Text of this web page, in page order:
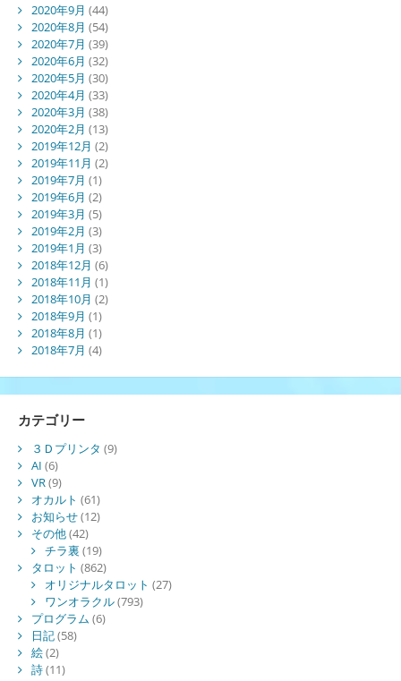
2020年9月 (44)
2020年8月 (54)
2020年7月 (39)
2020年6月 (32)
2020年5月 (30)
2020年4月 (33)
2020年3月 (38)
2020年2月 (13)
2019年12月 (2)
2019年11月 (2)
2019年7月 (1)
2019年6月 (2)
2019年3月 (5)
2019年2月 (3)
2019年1月 (3)
2018年12月 (6)
2018年11月 (1)
2018年10月 (2)
2018年9月 (1)
2018年8月 (1)
2018年7月 (4)
カテゴリー
３Ｄプリンタ (9)
AI (6)
VR(9)
オカルト (61)
お知らせ(12)
その他(42)
チラ裏 (19)
タロット (862)
オリジナルタロット (27)
ワンオラクル(793)
プログラム (6)
日記(58)
絵(2)
詩(11)